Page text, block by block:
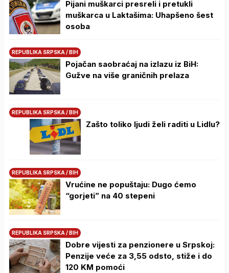
Pijani muškarci presreli i pretukli
muškarca u Laktašima: Uhapšeno šest
osoba
REPUBLIKA SRPSKA / BIH
Pojačan saobraćaj na izlazu iz BiH:
Gužve na više graničnih prelaza
REPUBLIKA SRPSKA / BIH
Zašto toliko ljudi želi raditi u Lidlu?
REPUBLIKA SRPSKA / BIH
Vrućine ne popuštaju: Dugo ćemo
“gorjeti” na 40 stepeni
REPUBLIKA SRPSKA / BIH
Dobre vijesti za penzionere u Srpskoj:
Penzije veće za 3,55 odsto, stiže i do
120 KM pomoći